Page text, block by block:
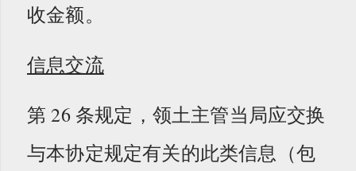
收金额。
信息交流
第 26 条规定，领土主管当局应交换
与本协定规定有关的此类信息（包